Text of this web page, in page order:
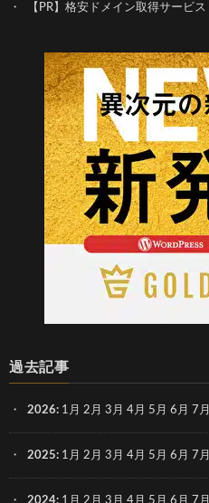
【PR】格安ドメイン取得サービス
過去記事
2026: 1月 2月 3月 4月 5月 6月 7月
2025: 1月 2月 3月 4月 5月 6月 7月